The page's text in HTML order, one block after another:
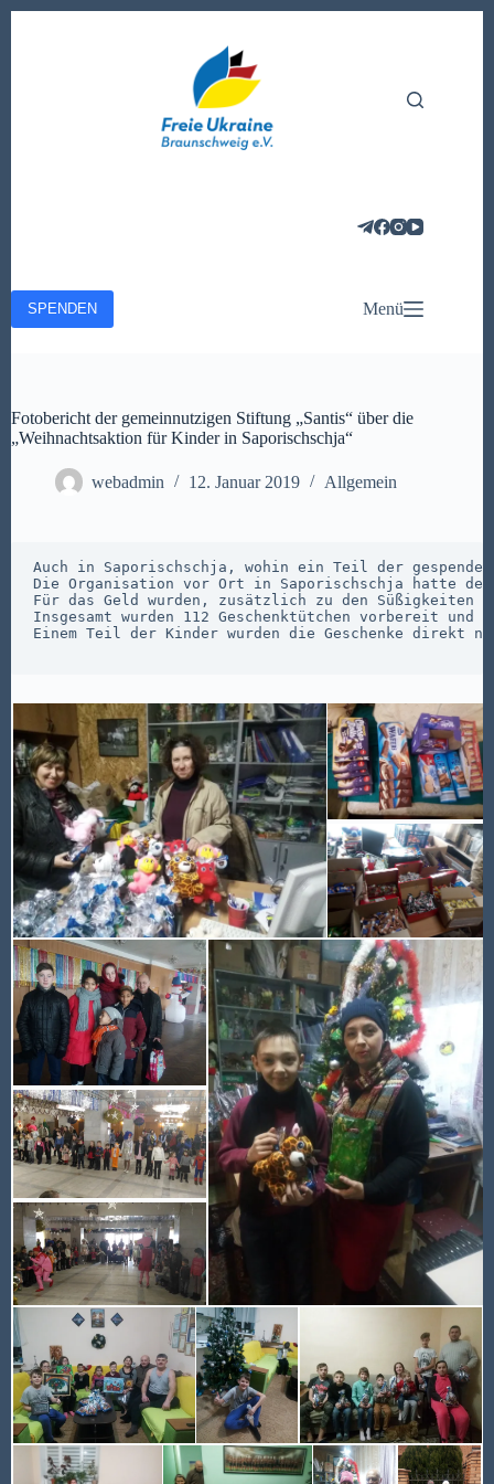
SPENDEN Menü
Fotobericht der gemeinnutzigen Stiftung „Santis“ über die
„Weihnachtsaktion für Kinder in Saporischschja“
webadmin 12. Januar 2019 Allgemein
Auch in Saporischschja, wohin ein Teil der
Die Organisation vor Ort in Saporischschja hatte
Für das Geld wurden, zusätzlich zu den
Insgesamt wurden 112 Geschenktütchen vorbereit
Einem Teil der Kinder wurden die Geschenke direkt